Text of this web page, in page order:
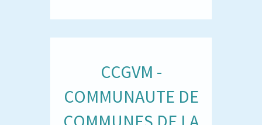
CCGVM -
COMMUNAUTE DE